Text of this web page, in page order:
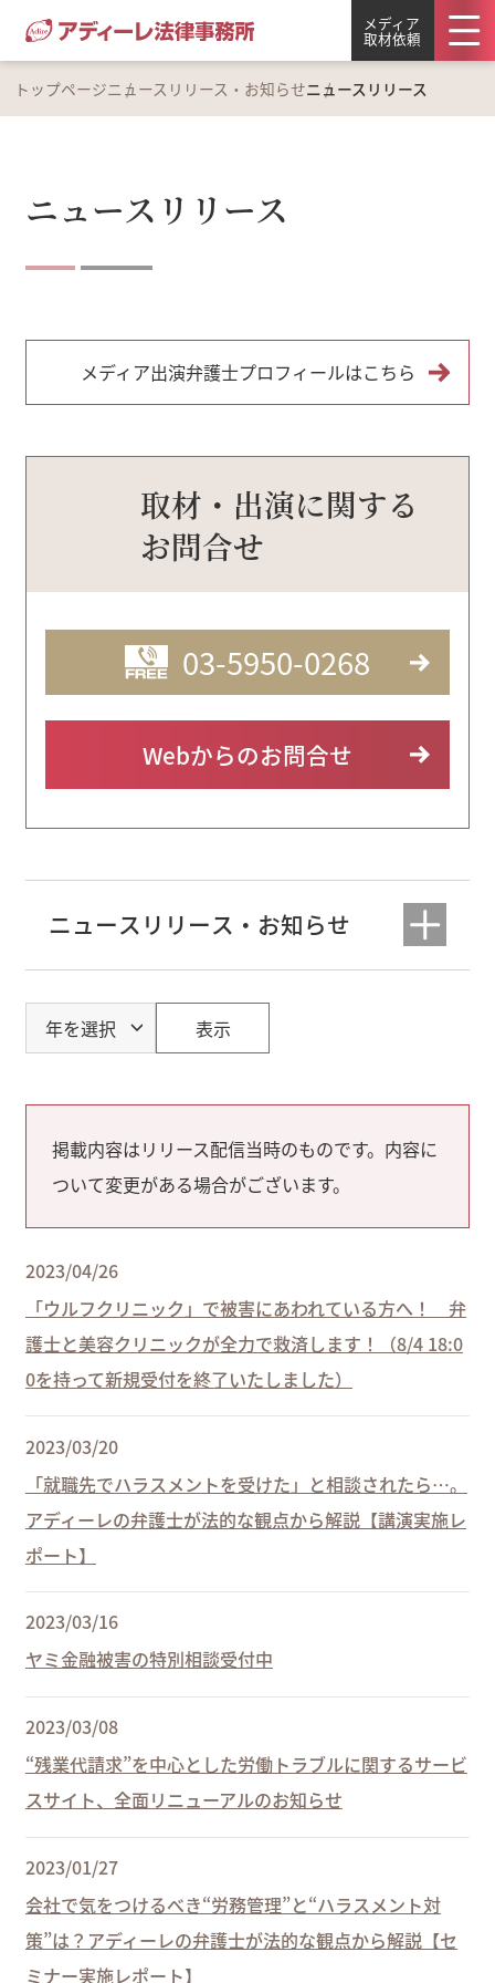
メディア
取材依頼
トップページニュースリリース・お知らせニュースリリース
ニュースリリース
メディア出演弁護士プロフィールはこちら
取材・出演に関する
お問合せ
03-5950-0268
Webからのお問合せ
ニュースリリース・お知らせ
表示
掲載内容はリリース配信当時のものです。内容に
ついて変更がある場合がございます。
2023/04/26
「ウルフクリニック」で被害にあわれている方へ！ 弁
護士と美容クリニックが全力で救済します！（8/4 18:0
0を持って新規受付を終了いたしました）
2023/03/20
「就職先でハラスメントを受けた」と相談されたら…。
アディーレの弁護士が法的な観点から解説【講演実施レ
ポート】
2023/03/16
ヤミ金融被害の特別相談受付中
2023/03/08
“残業代請求”を中心とした労働トラブルに関するサービ
スサイト、全面リニューアルのお知らせ
2023/01/27
会社で気をつけるべき“労務管理”と“ハラスメント対
策”は？アディーレの弁護士が法的な観点から解説【セ
ミナー実施レポート】